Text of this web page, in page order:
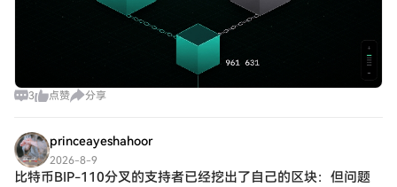
3 点赞 分享
princeayeshahoor
2026-8-9
比特币BIP-110分叉的支持者已经挖出了自己的区块：但问题